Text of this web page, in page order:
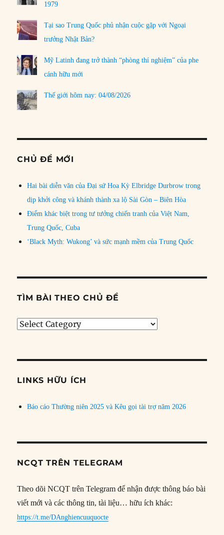
1979
Tại sao Trung Quốc phủ nhận cuộc gặp với Ngoại
trưởng Nhật Bản?
Mỹ Latinh đang trở thành “phòng thí nghiệm” của phe
cánh hữu mới
Thế giới hôm nay: 04/08/2026
CHỦ ĐỀ MỚI
Hai bài diễn văn của Đại sứ Hoa Kỳ Elbridge Durbrow trong
dịp khởi công và khánh thành xa lộ Sài Gòn – Biên Hòa
Điểm khác biệt trong tư tưởng chiến tranh của Việt Nam,
Trung Quốc, Cuba
‘Black Myth: Wukong’ và sức mạnh mềm của Trung Quốc
TÌM BÀI THEO CHỦ ĐỀ
Tìm
đề
LINKS HỮU ÍCH
Báo cáo Thường niên 2025 và Kêu gọi tài trợ năm 2026
NCQT TRÊN TELEGRAM
Theo dõi NCQT trên Telegram để nhận được thông báo bài
viết mới và các thông tin, tài liệu… hữu ích khác:
https://t.me/DAnghiencuuquocte